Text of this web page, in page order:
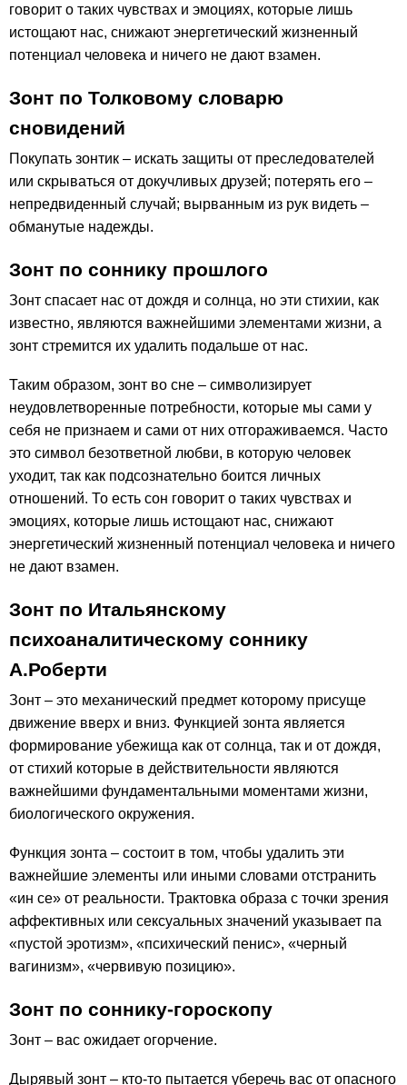
говорит о таких чувствах и эмоциях, которые лишь
истощают нас, снижают энергетический жизненный
потенциал человека и ничего не дают взамен.
Зонт по Толковому словарю
сновидений
Покупать зонтик – искать защиты от преследователей
или скрываться от докучливых друзей; потерять его –
непредвиденный случай; вырванным из рук видеть –
обманутые надежды.
Зонт по соннику прошлого
Зонт спасает нас от дождя и солнца, но эти стихии, как
известно, являются важнейшими элементами жизни, а
зонт стремится их удалить подальше от нас.
Таким образом, зонт во сне – символизирует
неудовлетворенные потребности, которые мы сами у
себя не признаем и сами от них отгораживаемся. Часто
это символ безответной любви, в которую человек
уходит, так как подсознательно боится личных
отношений. То есть сон говорит о таких чувствах и
эмоциях, которые лишь истощают нас, снижают
энергетический жизненный потенциал человека и ничего
не дают взамен.
Зонт по Итальянскому
психоаналитическому соннику
А.Роберти
Зонт – это механический предмет которому присуще
движение вверх и вниз. Функцией зонта является
формирование убежища как от солнца, так и от дождя,
от стихий которые в действительности являются
важнейшими фундаментальными моментами жизни,
биологического окружения.
Функция зонта – состоит в том, чтобы удалить эти
важнейшие элементы или иными словами отстранить
«ин се» от реальности. Трактовка образа с точки зрения
аффективных или сексуальных значений указывает па
«пустой эротизм», «психический пенис», «черный
вагинизм», «червивую позицию».
Зонт по соннику-гороскопу
Зонт – вас ожидает огорчение.
Дырявый зонт – кто-то пытается уберечь вас от опасного